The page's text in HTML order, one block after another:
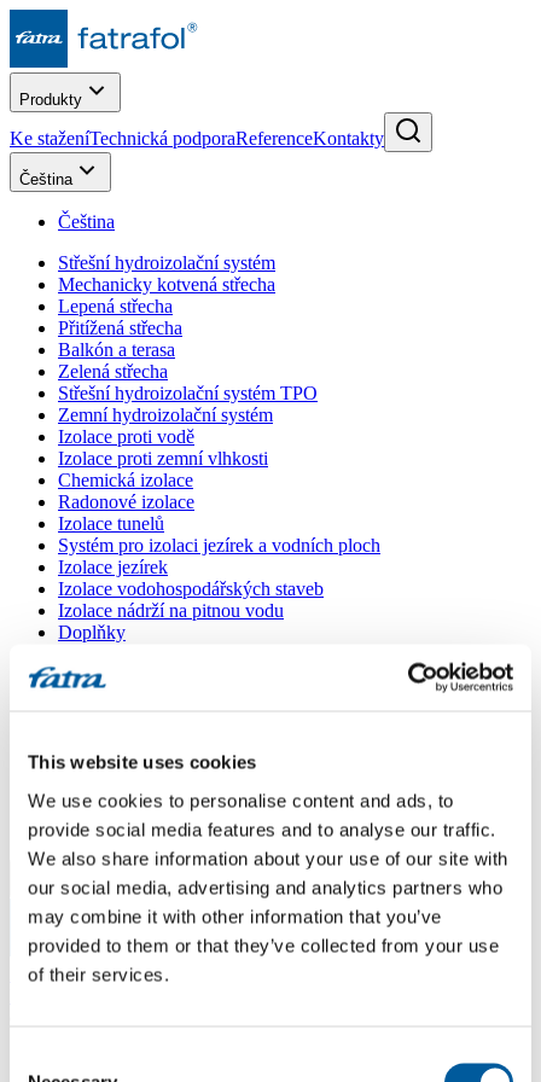
This website uses cookies
We use cookies to personalise content and ads, to
provide social media features and to analyse our traffic.
We also share information about your use of our site with
our social media, advertising and analytics partners who
may combine it with other information that you’ve
provided to them or that they’ve collected from your use
of their services.
Produkty
Ke staženíTechnická podporaReferenceKontakty
Čeština
Čeština
Střešní hydroizolační systém
Mechanicky kotvená střecha
Lepená střecha
Přitížená střecha
Balkón a terasa
Zelená střecha
Střešní hydroizolační systém TPO
Zemní hydroizolační systém
Izolace proti vodě
Izolace proti zemní vlhkosti
Chemická izolace
Radonové izolace
Izolace tunelů
Systém pro izolaci jezírek a vodních ploch
Izolace jezírek
Izolace vodohospodářských staveb
Izolace nádrží na pitnou vodu
Doplňky
Profil FATRAFAST s výztuží
Ochranná geotextilie
Ostatní doplňky
VŠECHNY PRODUKTY
Menu
Menu
Domů/
doporučení firmy na pokrytí terasy